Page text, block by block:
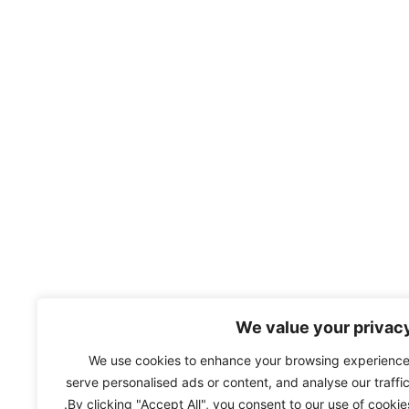
We value your
We use cookies to enhance your browsing
serve personalised ads or content, and analyse our
By clicking "Accept All", you consent to our use of